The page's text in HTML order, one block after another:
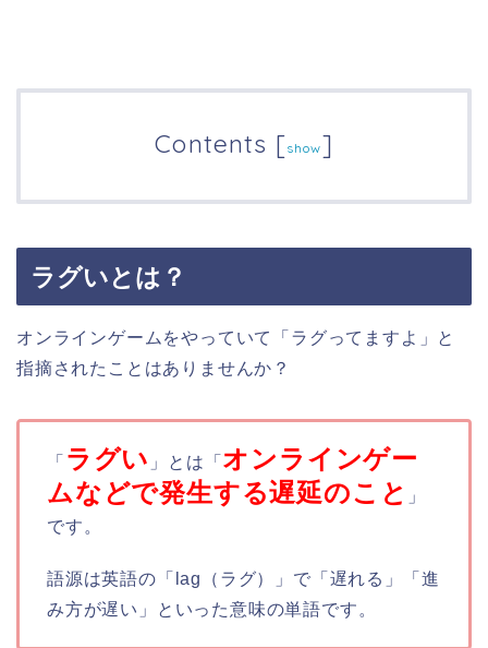
Contents [show]
ラグいとは？
オンラインゲームをやっていて「ラグってますよ」と
指摘されたことはありませんか？
「 ラグい 」とは「 オンラインゲー
ムなどで発生する遅延のこと
」
です。
語源は英語の「lag（ラグ）」で「遅れる」「進
み方が遅い」といった意味の単語です。